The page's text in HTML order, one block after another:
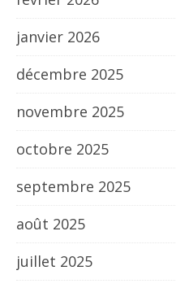
janvier 2026
décembre 2025
novembre 2025
octobre 2025
septembre 2025
août 2025
juillet 2025